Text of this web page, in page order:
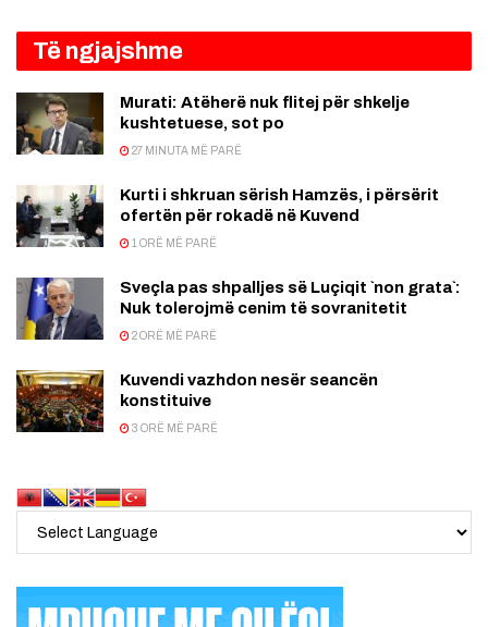
Të ngjajshme
Murati: Atëherë nuk flitej për shkelje
kushtetuese, sot po
27 MINUTA MË PARË
Kurti i shkruan sërish Hamzës, i përsërit
ofertën për rokadë në Kuvend
1 ORË MË PARË
Sveçla pas shpalljes së Luçiqit `non grata`:
Nuk tolerojmë cenim të sovranitetit
2 ORË MË PARË
Kuvendi vazhdon nesër seancën
konstituive
3 ORË MË PARË